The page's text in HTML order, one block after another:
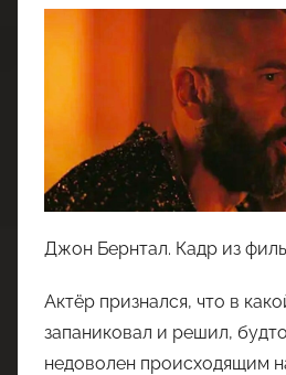
Джон Бернтал. Кадр из
Актёр признался, что в
запаниковал и решил,
недоволен происходящим